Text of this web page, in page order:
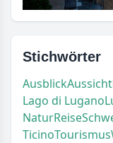
Stichwörter
AusblickAussicht
Lago di Lugano
NaturReise
TicinoTourismus